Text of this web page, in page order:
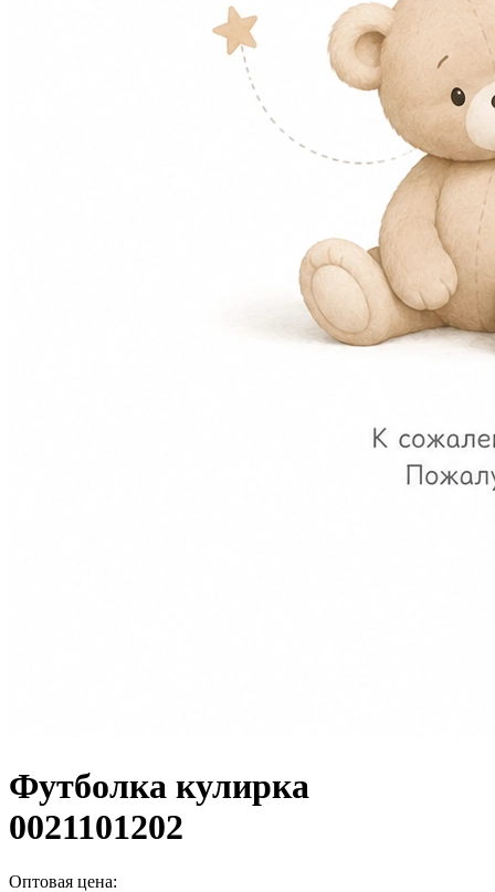
Футболка кулирка
0021101202
Оптовая цена: